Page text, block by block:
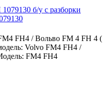
FH4 / Вольво FM 4 FH 4 (
Volvo FM4 FH4 /
FM4 FH4